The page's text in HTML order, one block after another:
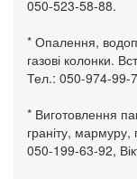
050-523-58-88.
* Опалення,
газові колонки.
Тел.: 050-974-99-
* Виготовлення
граніту, мармуру,
050-199-63-92,